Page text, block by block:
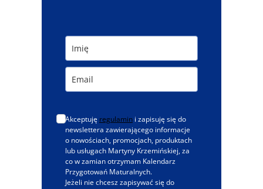
Akceptuję regulamin i zapisuję się do
newslettera zawierającego informacje
o nowościach, promocjach, produktach
lub usługach Martyny Krzemińskiej, za
co w zamian otrzymam Kalendarz
Przygotowań Maturalnych.
Jeżeli nie chcesz zapisywać się do